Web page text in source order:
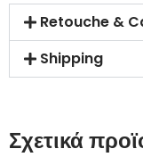
Retouche &
Shipping
Σχετικά